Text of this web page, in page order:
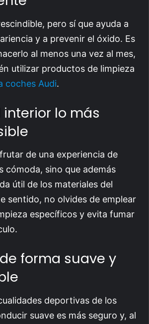
pero sí que ayuda a
y a prevenir el óxido. Es
al menos una vez al mes,
utilizar productos de limpieza
coches Audi.
interior lo más
de una experiencia de
cómoda, sino que además
útil de los materiales del
sentido, no olvides de emplear
específicos y evita fumar
forma suave y
deportivas de los
suave es más seguro y, al